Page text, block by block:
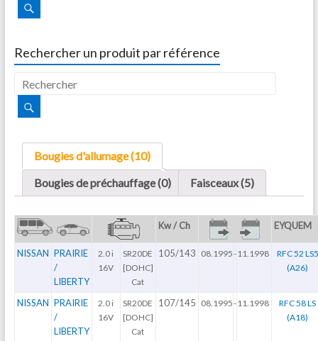
Rechercher un produit par référence
Bougies d'allumage (10)
Bougies de préchauffage (0)
Faisceaux (5)
Kw / Ch EYQUEM
NISSAN PRAIRIE
/
LIBERTY
2.0 i
16V
SR20DE
[DOHC]
Cat
105/143 08.1995-11.1998
RFC 52 LS5
(A26)
NISSAN PRAIRIE
/
LIBERTY
2.0 i
16V
SR20DE
[DOHC]
Cat
107/145 08.1995-11.1998
RFC 58 LS
(A18)